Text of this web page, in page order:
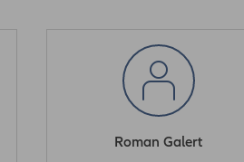
Roman Galert